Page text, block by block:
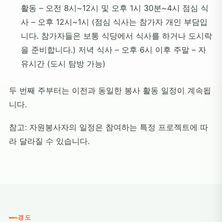
활동 – 오전 8시~12시 및 오후 1시 30분~4시 점심 식
사 – 오후 12시~1시 (점심 식사는 참가자 개인 부담입
니다. 참가자들은 보통 식당에서 식사를 하거나 도시락
을 준비합니다.) 저녁 식사 – 오후 6시 이후 주말 – 자
유시간 (도시 탐방 가능)
두 번째 주부터는 이전과 동일한 봉사 활동 일정이 계속됩
니다.
참고: 자원봉사자의 일정은 참여하는 특정 프로젝트에 따
라 달라질 수 있습니다.
갱도